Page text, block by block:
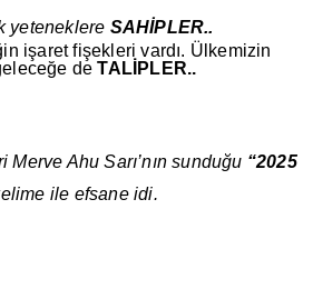
yeteneklere SAHİPLER..
işaret fişekleri vardı. Ülkemizin
deTALİPLER..
Ahu Sarı’nın sunduğu “2025
ile efsane idi.